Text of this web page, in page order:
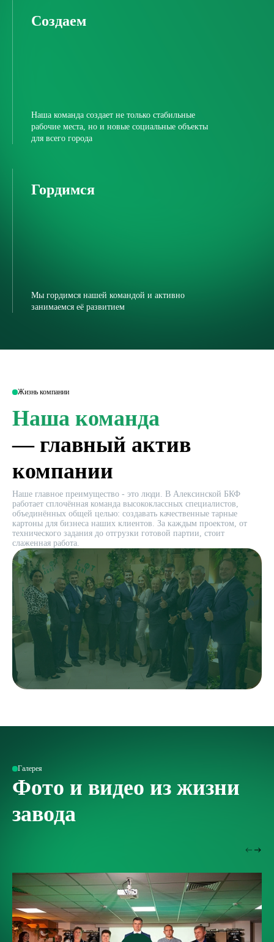
Создаем
Наша команда создает не только стабильные
рабочие места, но и новые социальные объекты
для всего города
Гордимся
Мы гордимся нашей командой и активно
занимаемся её развитием
Жизнь компании
Наша команда
— главный актив
компании
Наше главное преимущество - это люди. В Алексинской БКФ
работает сплочённая команда высококлассных специалистов,
объединённых общей целью: создавать качественные тарные
картоны для бизнеса наших клиентов. За каждым проектом, от
технического задания до отгрузки готовой партии, стоит
слаженная работа.
Галерея
Фото и видео из жизни
завода